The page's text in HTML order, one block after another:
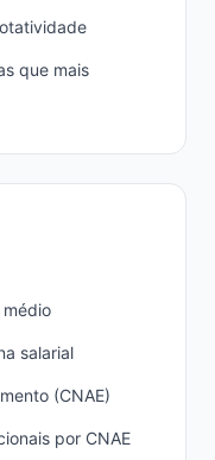
que mais
médio
salarial
(CNAE)
por CNAE